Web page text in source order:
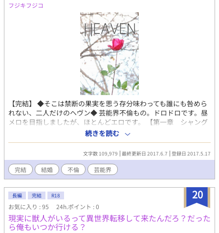
フジキフジコ
【完結】 ◆そこは禁断の果実を思う存分味わっても誰にも咎めら
れない、二人だけのヘヴン◆ 芸能界不倫もの。ドロドロです。昼
メロを目指しましたが、ほとんどエロです。 【第一章 シャング
リラ】将来を近いあった不破に裏切られたと思った真理は、自殺
未遂から救ってくれた馨と共に生きると決心した。ところが不破
の裏切りは誤解だったことがわかり…。 【第二章 エデンの果
実】スクープを狙う記者に追いかけられ、真理との逢瀬がかなわ
ないことに焦れた不破は偽装結婚を思いつく。 【第三章
HEVEN'S DOOR】飛行機事故で死んだと思っていた真理と馨が生
きていた。しかし、真理は事故のせいで記憶を失っていた。不破
はついに馨の元から真理を奪い返す決心をする。 【番外編】楽園
の果実（３P編） もしかしたら、こんな選択肢もあったかもしれ
ない…という、もうひとつのHEAVENです。
続きを読む
文字数 109,979 最終更新日 2017.6.7 登録日 2017.5.17
完結 結婚 不倫 芸能界
20
長編 完結 R18
お気に入り : 95 24h.ポイント : 0
現実に獣人がいるって異世界転移して来たんだろ？だった
ら俺もいつか行ける？